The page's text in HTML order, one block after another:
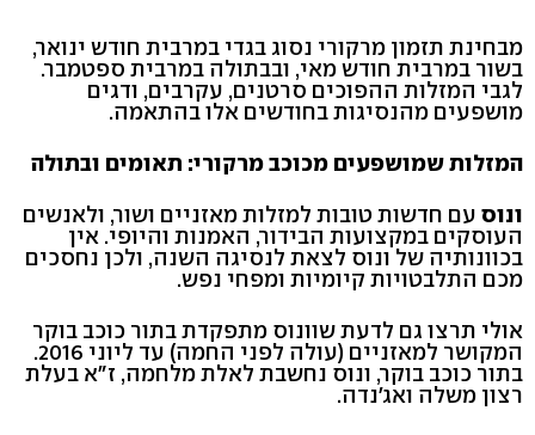
מבחינת תזמון מרקורי נסוג בגדי במרבית חודש ינואר,
בשור במרבית חודש מאי, ובבתולה במרבית ספטמבר.
לגבי המזלות ההפוכים סרטנים, עקרבים, ודגים
מושפעים מהנסיגות בחודשים אלו בהתאמה.
המזלות שמושפעים מכוכב מרקורי: תאומים ובתולה
ונוס עם חדשות טובות למזלות מאזניים ושור, ולאנשים
העוסקים במקצועות הבידור, האמנות והיופי. אין
בכוונותיה של ונוס לצאת לנסיגה השנה, ולכן נחסכים
מכם התלבטויות קיומיות ומפחי נפש.
אולי תרצו גם לדעת שוונוס מתפקדת בתור כוכב בוקר
המקושר למאזניים (עולה לפני החמה) עד ליוני 2016.
בתור כוכב בוקר, ונוס נחשבת לאלת מלחמה, ז"א בעלת
רצון משלה ואג'נדה.